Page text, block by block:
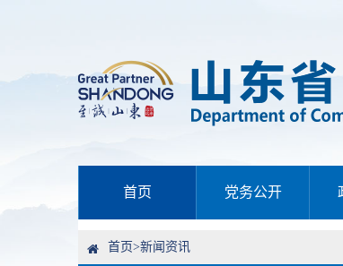
首页 党务公开
首页>新闻资讯